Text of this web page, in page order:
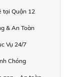
tại Quận 12
& An Toàn
Vụ 24/7
Chóng